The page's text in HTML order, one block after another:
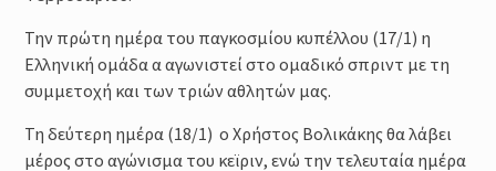
Την πρώτη ημέρα του παγκοσμίου κυπέλλου (17/1) η
Ελληνική ομάδα α αγωνιστεί στο ομαδικό σπριντ με τη
συμμετοχή και των τριών αθλητών μας.
Τη δεύτερη ημέρα (18/1) ο Χρήστος Βολικάκης θα λάβει
μέρος στο αγώνισμα του κεϊριν, ενώ την τελευταία ημέρα